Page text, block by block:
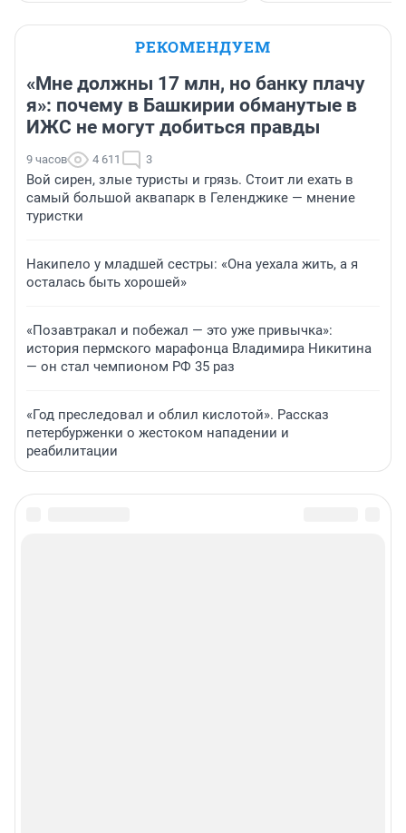
РЕКОМЕНДУЕМ
«Мне должны 17 млн, но банку плачу
я»: почему в Башкирии обманутые в
ИЖС не могут добиться правды
9 часов 4 611 3
Вой сирен, злые туристы и грязь. Стоит ли ехать в
самый большой аквапарк в Геленджике — мнение
туристки
Накипело у младшей сестры: «Она уехала жить, а я
осталась быть хорошей»
«Позавтракал и побежал — это уже привычка»:
история пермского марафонца Владимира Никитина
— он стал чемпионом РФ 35 раз
«Год преследовал и облил кислотой». Рассказ
петербурженки о жестоком нападении и
реабилитации